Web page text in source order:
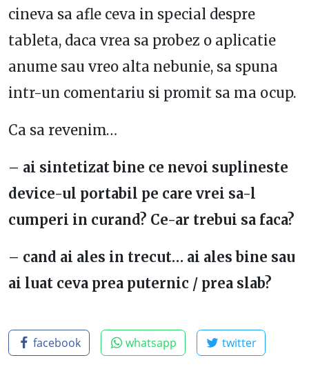
cineva sa afle ceva in special despre
tableta, daca vrea sa probez o aplicatie
anume sau vreo alta nebunie, sa spuna
intr-un comentariu si promit sa ma ocup.
Ca sa revenim…
– ai sintetizat bine ce nevoi suplineste
device-ul portabil pe care vrei sa-l
cumperi in curand? Ce-ar trebui sa faca?
– cand ai ales in trecut… ai ales bine sau
ai luat ceva prea puternic / prea slab?
facebook whatsapp twitter